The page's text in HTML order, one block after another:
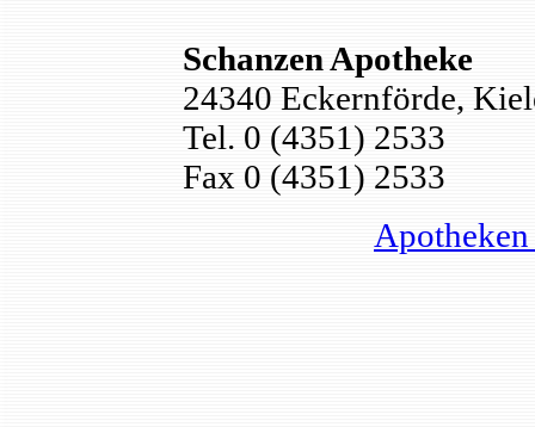
Schanzen Apotheke
24340 Eckernförde,
Tel. 0 (4351) 2533
Fax 0 (4351) 2533